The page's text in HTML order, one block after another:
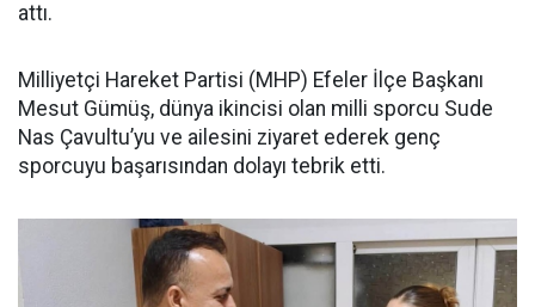
attı.
Milliyetçi Hareket Partisi (MHP) Efeler İlçe Başkanı
Mesut Gümüş, dünya ikincisi olan milli sporcu Sude
Nas Çavultu’yu ve ailesini ziyaret ederek genç
sporcuyu başarısından dolayı tebrik etti.